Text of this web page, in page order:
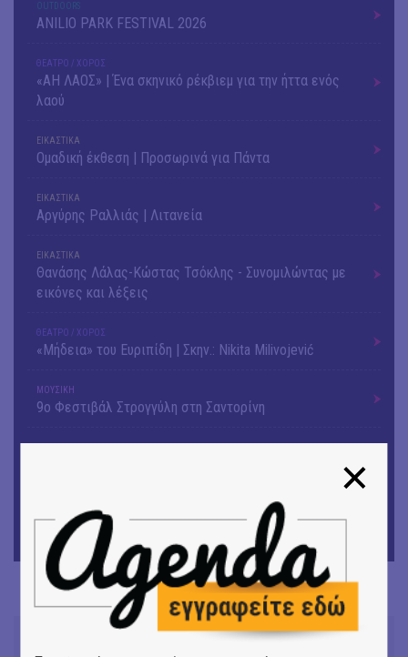
OUTDΟORS
ANILIO PARK FESTIVAL 2026
ΘΕΑΤΡΟ / ΧΟΡΟΣ
«ΑΗ ΛΑΟΣ» | Ένα σκηνικό ρέκβιεμ για την ήττα ενός
λαού
ΕΙΚΑΣΤΙΚΑ
Ομαδική έκθεση | Προσωρινά για Πάντα
ΕΙΚΑΣΤΙΚΑ
Αργύρης Ραλλιάς | Λιτανεία
ΕΙΚΑΣΤΙΚΑ
Θανάσης Λάλας-Κώστας Τσόκλης - Συνομιλώντας με
εικόνες και λέξεις
ΘΕΑΤΡΟ / ΧΟΡΟΣ
«Μήδεια» του Ευριπίδη | Σκην.: Nikita Milivojević
ΜΟΥΣΙΚΗ
9o Φεστιβάλ Στρογγύλη στη Σαντορίνη
Οι Λόγος Τιμής σε πανελλαδική περιοδεία για την
παρουσίαση του νέου album